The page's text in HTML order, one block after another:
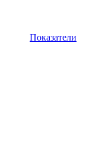
Показатели